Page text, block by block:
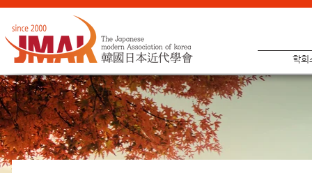
학회